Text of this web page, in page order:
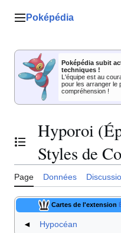
Menu principal
Poképédia
Poképédia subit
techniques !
L'équipe est au
pour les arranger le
compréhension !
Basculer la table des
Hyporoi
Styles de
Page Données
Cartes de l'extension
◄ Hypocéan